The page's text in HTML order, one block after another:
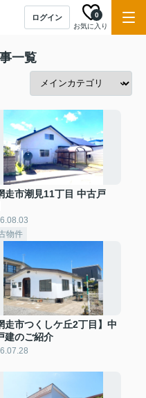
ログイン
お気に入り
0
一覧
走市潮見11丁目 中古戸
物件
走市つくしケ丘2丁目】中
建のご紹介